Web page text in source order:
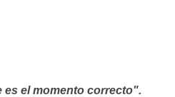
el momento correcto".